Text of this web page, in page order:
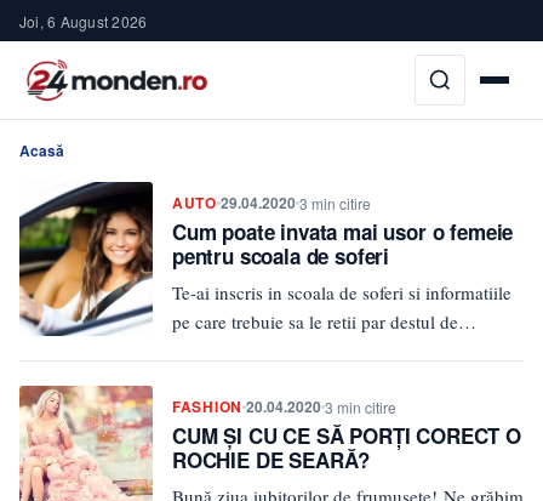
Joi, 6 August 2026
Acasă
AUTO 29.04.20203 min citire
Cum poate invata mai usor o femeie
pentru scoala de soferi
Te-ai inscris in scoala de soferi si informatiile
pe care trebuie sa le retii par destul de
FASHION20.04.20203 min citire
CUM ȘI CU CE SĂ PORȚI CORECT O
ROCHIE DE SEARĂ?
Bună ziua iubitorilor de frumusețe! Ne grăbim